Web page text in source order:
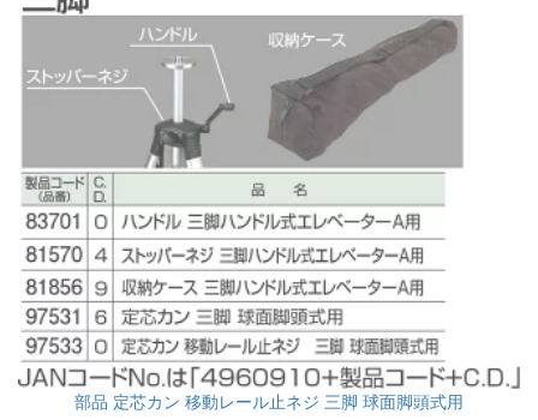
部品 定芯カン 移動レール止ネジ 三脚 球面脚頭式用